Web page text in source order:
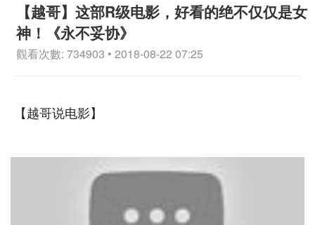
【越哥】这部R级电影，好看的绝不仅仅是女
神！《永不妥协》
觀看次數: 734903 • 2018-08-22 07:25
【越哥说电影】